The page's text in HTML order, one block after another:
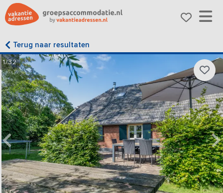
Terug naar resultaten
1/32